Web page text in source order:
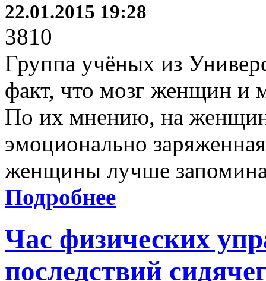
22.01.2015 19:28
3810
Группа учёных из
факт, что мозг женщин и
По их мнению, на женщин
эмоционально
женщины лучше
Подробнее
Час физических
последствий